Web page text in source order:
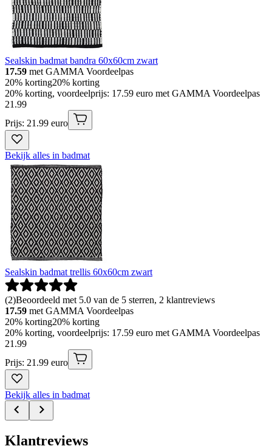
Sealskin badmat bandra 60x60cm zwart
17.59 met GAMMA Voordeelpas
20% korting20% korting
20% korting, voordeelprijs: 17.59 euro met GAMMA Voordeelpas
21 .99
Prijs: 21.99 euro
Bekijk alles in badmat
Sealskin badmat trellis 60x60cm zwart
(2)Beoordeeld met 5.0 van de 5 sterren, 2 klantreviews
17.59 met GAMMA Voordeelpas
20% korting20% korting
20% korting, voordeelprijs: 17.59 euro met GAMMA Voordeelpas
21 .99
Prijs: 21.99 euro
Bekijk alles in badmat
Klantreviews